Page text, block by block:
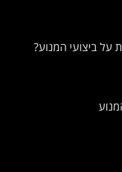
ביצועי המנוע?